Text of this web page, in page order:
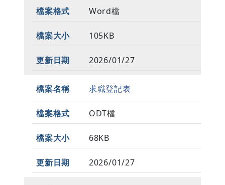
Word檔
105KB
2026/01/27
求職登記表
ODT檔
68KB
2026/01/27